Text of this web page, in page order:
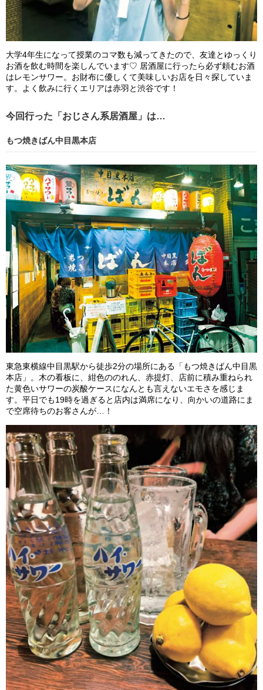
大学4年生になって授業のコマ数も減ってきたので、友達とゆっくり
お酒を飲む時間を楽しんでいます♡ 居酒屋に行ったら必ず頼むお酒
はレモンサワー。お財布に優しくて美味しいお店を日々探していま
す。よく飲みに行くエリアは赤羽と渋谷です！
今回行った「おじさん系居酒屋」は…
もつ焼きばん中目黒本店
東急東横線中目黒駅から徒歩2分の場所にある「もつ焼きばん中目黒
本店」。木の看板に、紺色ののれん、赤提灯、店前に積み重ねられ
た黄色いサワーの炭酸ケースになんとも言えないエモさを感じま
す。平日でも19時を過ぎると店内は満席になり、向かいの道路にま
で空席待ちのお客さんが…！